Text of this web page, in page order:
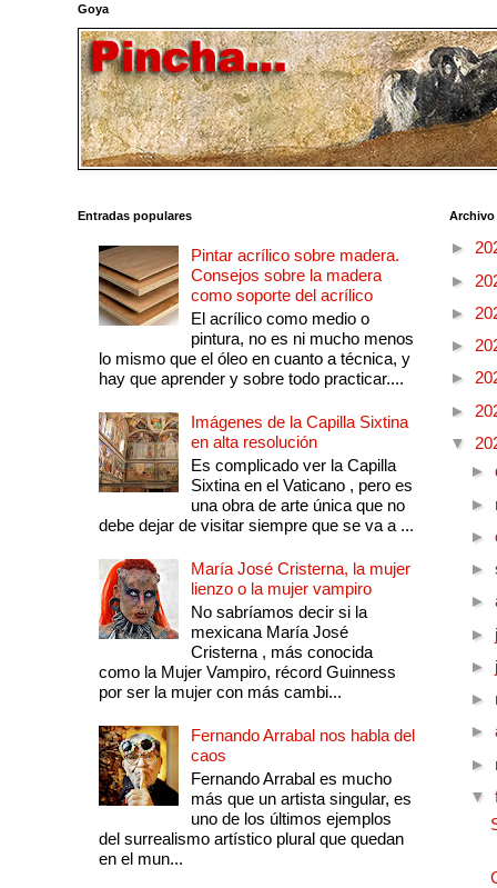
Goya
Entradas populares
Pintar acrílico sobre madera.
Consejos sobre la madera
como soporte del acrílico
El acrílico como medio o
pintura, no es ni mucho menos
lo mismo que el óleo en cuanto a técnica, y
hay que aprender y sobre todo practicar....
Imágenes de la Capilla Sixtina
en alta resolución
Es complicado ver la Capilla
Sixtina en el Vaticano , pero es
una obra de arte única que no
debe dejar de visitar siempre que se va a ...
María José Cristerna, la mujer
lienzo o la mujer vampiro
No sabríamos decir si la
mexicana María José
Cristerna , más conocida
como la Mujer Vampiro, récord Guinness
por ser la mujer con más cambi...
Fernando Arrabal nos habla del
caos
Fernando Arrabal es mucho
más que un artista singular, es
uno de los últimos ejemplos
del surrealismo artístico plural que quedan
en el mun...
►
►
►
►
►
►
▼
►
►
►
►
►
►
►
►
►
►
▼